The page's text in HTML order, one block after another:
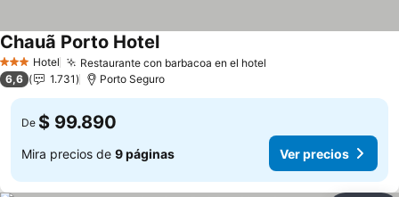
3 Estrellas
Hotel Restaurante con barbacoa en el hotel
Chauã Porto Hotel
6,6 1.731 Porto Seguro
De $ 99.890
Mira precios de 9 páginas Ver precios